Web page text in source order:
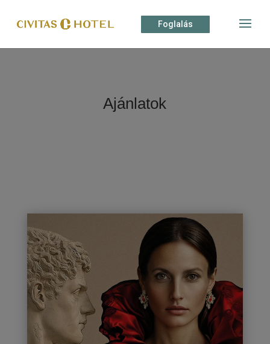
Foglalás
Ajánlatok